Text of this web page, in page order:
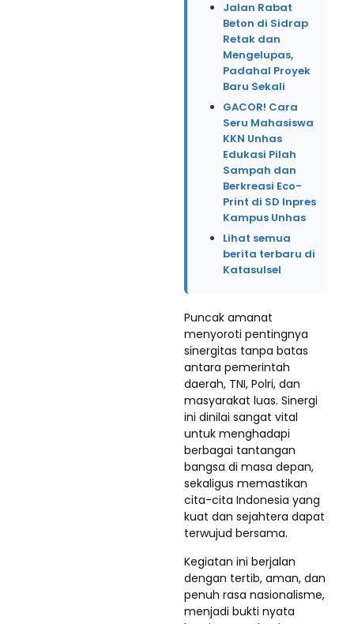
Jalan Rabat
Beton di Sidrap
Retak dan
Mengelupas,
Padahal Proyek
Baru Sekali
GACOR! Cara
Seru Mahasiswa
KKN Unhas
Edukasi Pilah
Sampah dan
Berkreasi Eco-
Print di SD Inpres
Kampus Unhas
Lihat semua
berita terbaru di
Katasulsel
Puncak amanat
menyoroti pentingnya
sinergitas tanpa batas
antara pemerintah
daerah, TNI, Polri, dan
masyarakat luas. Sinergi
ini dinilai sangat vital
untuk menghadapi
berbagai tantangan
bangsa di masa depan,
sekaligus memastikan
cita-cita Indonesia yang
kuat dan sejahtera dapat
terwujud bersama.
Kegiatan ini berjalan
dengan tertib, aman, dan
penuh rasa nasionalisme,
menjadi bukti nyata